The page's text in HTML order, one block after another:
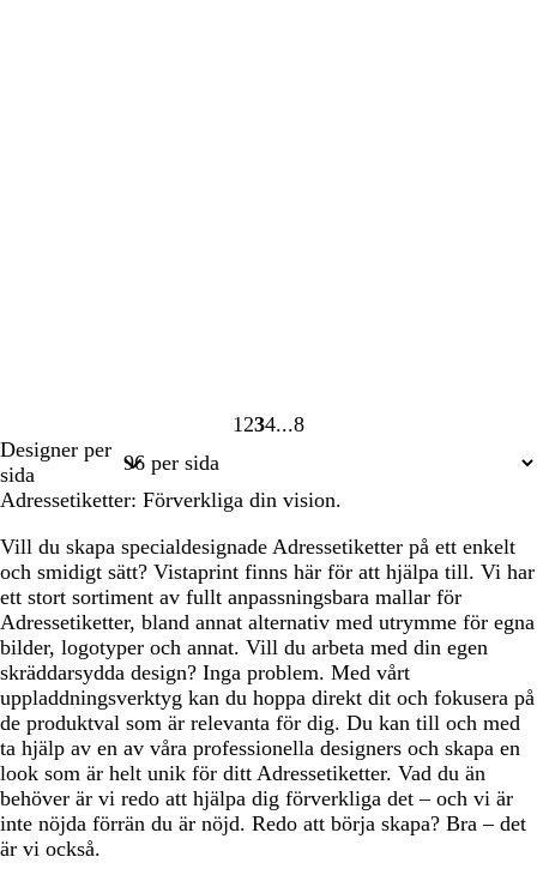
Sida
1 Sida
2 Sida
3Sida
4
Sida
8
Designer per
sida
Adressetiketter: Förverkliga din vision.
Vill du skapa specialdesignade Adressetiketter på ett enkelt
och smidigt sätt? Vistaprint finns här för att hjälpa till. Vi har
ett stort sortiment av fullt anpassningsbara mallar för
Adressetiketter, bland annat alternativ med utrymme för egna
bilder, logotyper och annat. Vill du arbeta med din egen
skräddarsydda design? Inga problem. Med vårt
uppladdningsverktyg kan du hoppa direkt dit och fokusera på
de produktval som är relevanta för dig. Du kan till och med
ta hjälp av en av våra professionella designers och skapa en
look som är helt unik för ditt Adressetiketter. Vad du än
behöver är vi redo att hjälpa dig förverkliga det – och vi är
inte nöjda förrän du är nöjd. Redo att börja skapa? Bra – det
är vi också.